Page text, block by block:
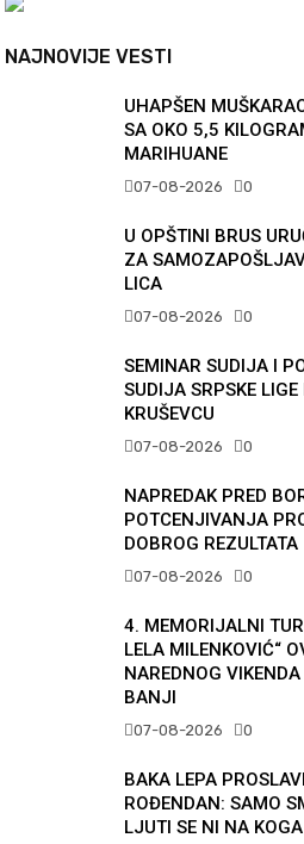
NAJNOVIJE VESTI
UHAPŠEN
SA OKO 5,5
MARIHUANE
07-08-2026 0
U OPŠTINI BRUS
ZA
LICA
07-08-2026 0
SEMINAR SUDIJA I
SUDIJA SRPSKE LIGE
KRUŠEVCU
07-08-2026 0
NAPREDAK PRED
POTCENJIVANJA
DOBROG REZULTATA
07-08-2026 0
4. MEMORIJALNI
LELA MILENKOVIĆ“
NAREDNOG
BANJI
07-08-2026 0
BAKA LEPA
ROĐENDAN: SAMO
LJUTI SE NI NA KOGA